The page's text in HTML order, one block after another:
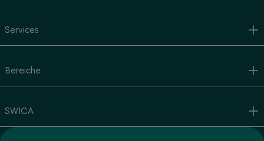
Services
Bereiche
SWICA